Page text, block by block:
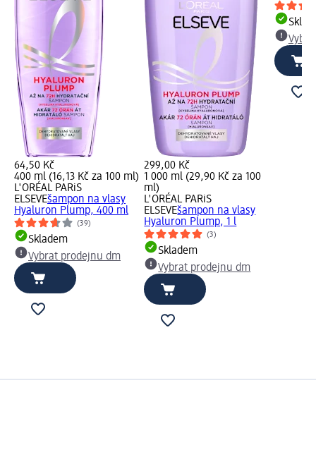
64,50 Kč
400 ml (16,13 Kč za 100 ml)
L'ORÉAL PARiS
ELSEVEšampon na vlasy
Hyaluron Plump, 400 ml
(39)
Skladem
Vybrat prodejnu dm
299,00 Kč
1 000 ml (29,90 Kč za 100
ml)
L'ORÉAL PARiS
ELSEVEšampon na vlasy
Hyaluron Plump, 1 l
(3)
Skladem
Vybrat prodejnu dm